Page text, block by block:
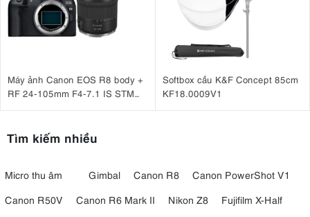
Máy ảnh Canon EOS R8 body +
RF 24-105mm F4-7.1 IS STM
Softbox cầu K&F Concept 85cm
KF18.0009V1
Tìm kiếm nhiều
Micro thu âm Gimbal Canon R8
Canon PowerShot V1
Canon R50V
Canon R6 Mark II Nikon Z8
Fujifilm X-Half